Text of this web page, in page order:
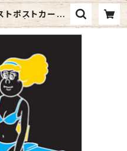
ポストカード》
| Graphic